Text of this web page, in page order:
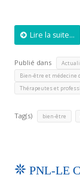
Lire la suite...
Publié dans
Bien-être et médecine
Thérapeutes et
Tag(s) bien-être
PNL-LE